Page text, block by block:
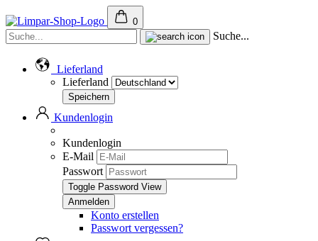
0
Suche...
Lieferland
Lieferland
Kundenlogin
Kundenlogin
E-Mail
Passwort
Toggle Password View
Konto erstellen
Passwort vergessen?